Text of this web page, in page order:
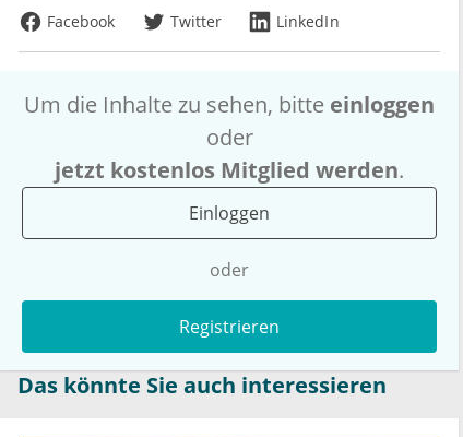
Facebook
Twitter LinkedIn
Um die Inhalte zu sehen, bitte einloggen
oder
jetzt kostenlos Mitglied werden.
Einloggen
oder
Registrieren
Das könnte Sie auch interessieren